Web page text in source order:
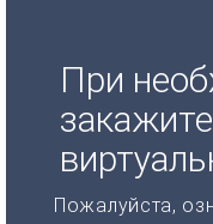
При
Пожалуйста,